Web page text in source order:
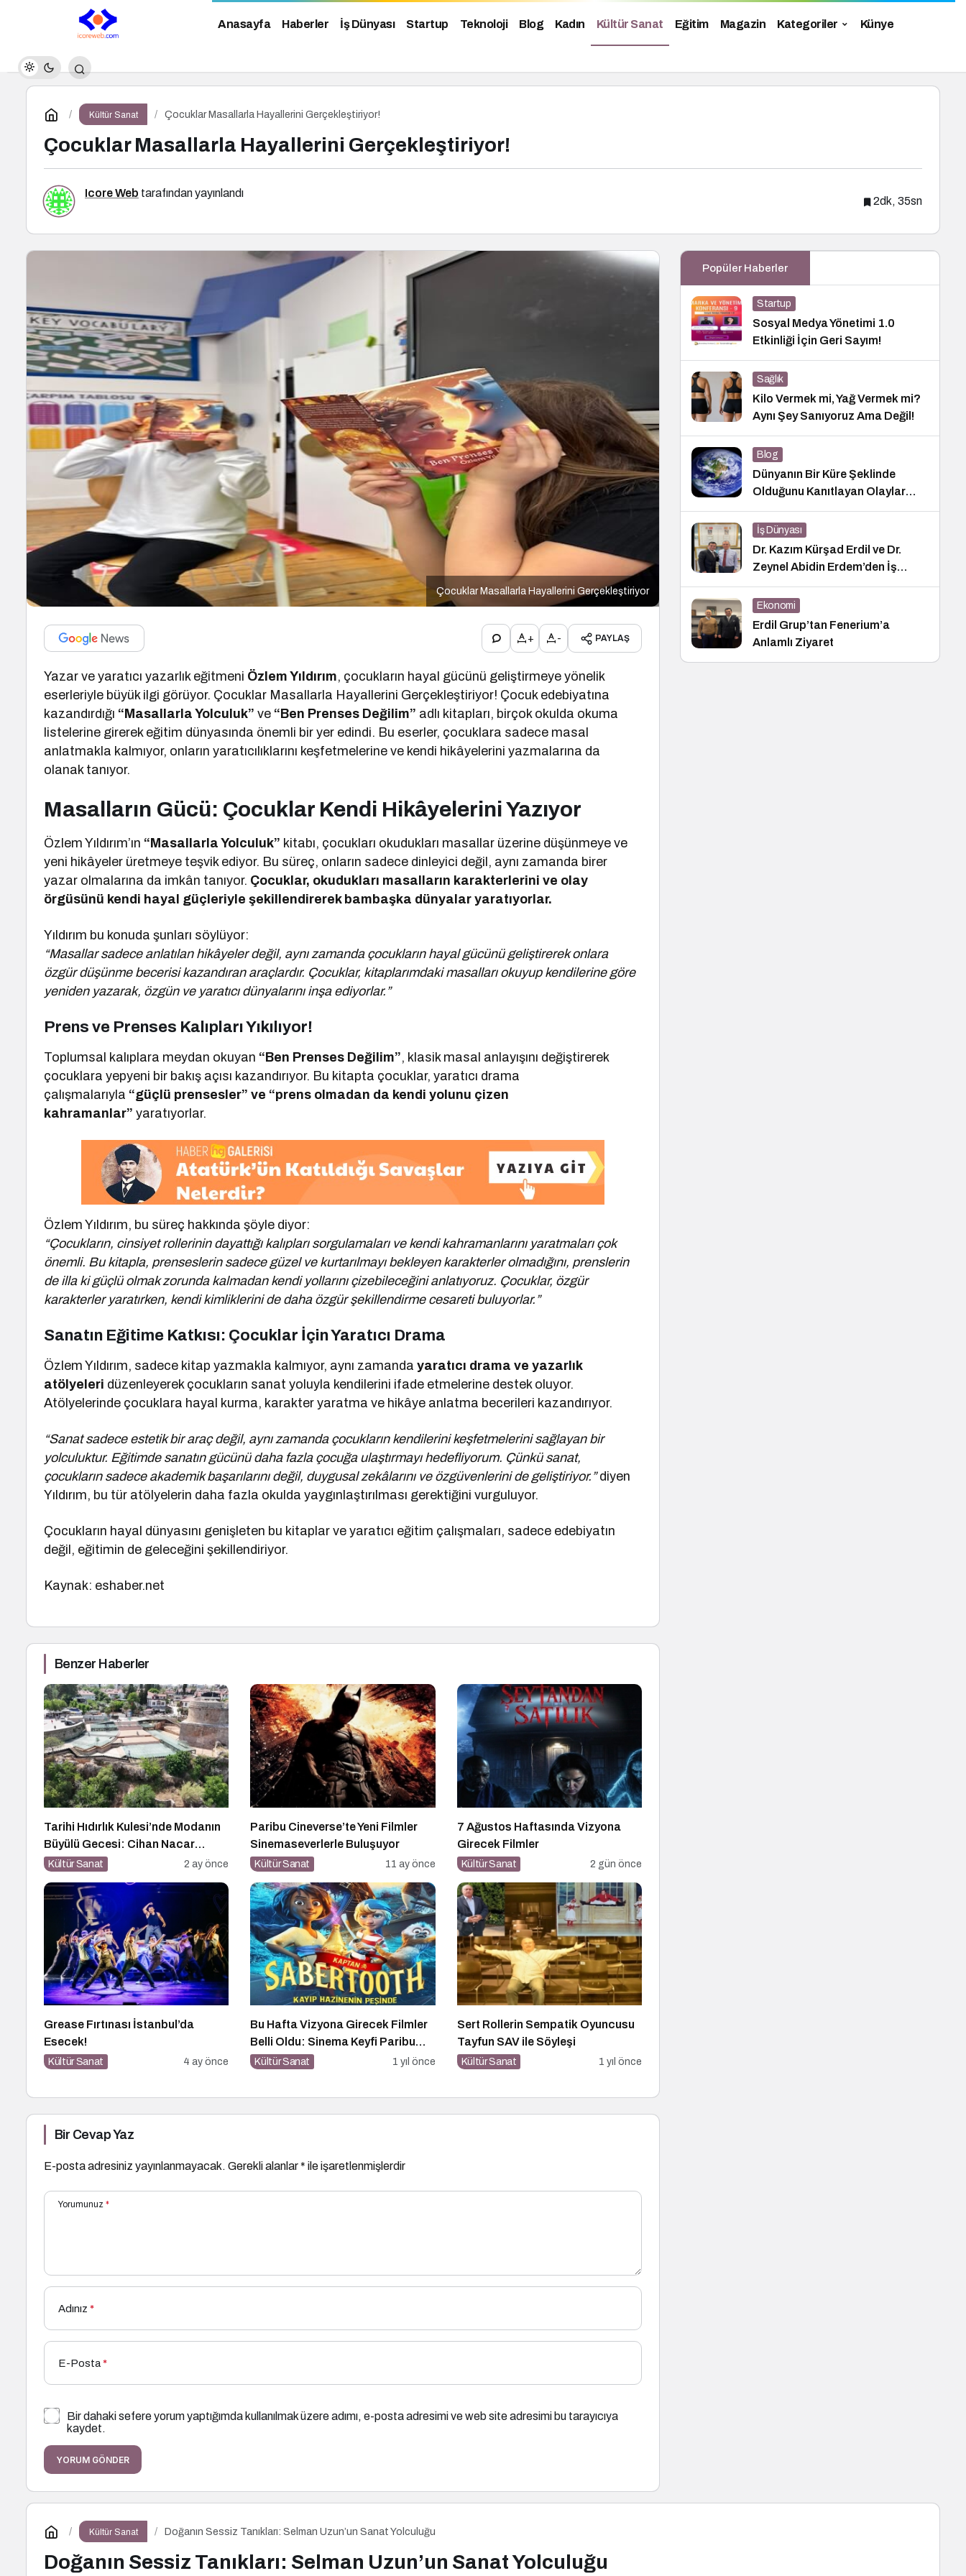
Anasayfa Haberler İş Dünyası Startup Teknoloji Blog Kadın Kültür Sanat Eğitim Magazin Kategoriler Künye
Kültür Sanat Çocuklar Masallarla Hayallerini Gerçekleştiriyor!
Çocuklar Masallarla Hayallerini Gerçekleştiriyor!
Icore Web tarafından yayınlandı
2dk, 35sn
Çocuklar Masallarla Hayallerini Gerçekleştiriyor
+ - PAYLAŞ
Yazar ve yaratıcı yazarlık eğitmeni Özlem Yıldırım, çocukların hayal gücünü geliştirmeye yönelik
eserleriyle büyük ilgi görüyor. Çocuklar Masallarla Hayallerini Gerçekleştiriyor! Çocuk edebiyatına
kazandırdığı “Masallarla Yolculuk” ve “Ben Prenses Değilim” adlı kitapları, birçok okulda okuma
listelerine girerek eğitim dünyasında önemli bir yer edindi. Bu eserler, çocuklara sadece masal
anlatmakla kalmıyor, onların yaratıcılıklarını keşfetmelerine ve kendi hikâyelerini yazmalarına da
olanak tanıyor.
Masalların Gücü: Çocuklar Kendi Hikâyelerini Yazıyor
Özlem Yıldırım’ın “Masallarla Yolculuk” kitabı, çocukları okudukları masallar üzerine düşünmeye ve
yeni hikâyeler üretmeye teşvik ediyor. Bu süreç, onların sadece dinleyici değil, aynı zamanda birer
yazar olmalarına da imkân tanıyor. Çocuklar, okudukları masalların karakterlerini ve olay
örgüsünü kendi hayal güçleriyle şekillendirerek bambaşka dünyalar yaratıyorlar.
Yıldırım bu konuda şunları söylüyor:
“Masallar sadece anlatılan hikâyeler değil, aynı zamanda çocukların hayal gücünü geliştirerek onlara
özgür düşünme becerisi kazandıran araçlardır. Çocuklar, kitaplarımdaki masalları okuyup kendilerine göre
yeniden yazarak, özgün ve yaratıcı dünyalarını inşa ediyorlar.”
Prens ve Prenses Kalıpları Yıkılıyor!
Toplumsal kalıplara meydan okuyan “Ben Prenses Değilim”, klasik masal anlayışını değiştirerek
çocuklara yepyeni bir bakış açısı kazandırıyor. Bu kitapta çocuklar, yaratıcı drama
çalışmalarıyla “güçlü prensesler” ve “prens olmadan da kendi yolunu çizen
kahramanlar” yaratıyorlar.
Özlem Yıldırım, bu süreç hakkında şöyle diyor:
“Çocukların, cinsiyet rollerinin dayattığı kalıpları sorgulamaları ve kendi kahramanlarını yaratmaları çok
önemli. Bu kitapla, prenseslerin sadece güzel ve kurtarılmayı bekleyen karakterler olmadığını, prenslerin
de illa ki güçlü olmak zorunda kalmadan kendi yollarını çizebileceğini anlatıyoruz. Çocuklar, özgür
karakterler yaratırken, kendi kimliklerini de daha özgür şekillendirme cesareti buluyorlar.”
Sanatın Eğitime Katkısı: Çocuklar İçin Yaratıcı Drama
Özlem Yıldırım, sadece kitap yazmakla kalmıyor, aynı zamandayaratıcı drama ve yazarlık
atölyeleri düzenleyerek çocukların sanat yoluyla kendilerini ifade etmelerine destek oluyor.
Atölyelerinde çocuklara hayal kurma, karakter yaratma ve hikâye anlatma becerileri kazandırıyor.
“Sanat sadece estetik bir araç değil, aynı zamanda çocukların kendilerini keşfetmelerini sağlayan bir
yolculuktur. Eğitimde sanatın gücünü daha fazla çocuğa ulaştırmayı hedefliyorum. Çünkü sanat,
çocukların sadece akademik başarılarını değil, duygusal zekâlarını ve özgüvenlerini de geliştiriyor.”diyen
Yıldırım, bu tür atölyelerin daha fazla okulda yaygınlaştırılması gerektiğini vurguluyor.
Çocukların hayal dünyasını genişleten bu kitaplar ve yaratıcı eğitim çalışmaları, sadece edebiyatın
değil, eğitimin de geleceğini şekillendiriyor.
Kaynak: eshaber.net
Benzer Haberler
Tarihi Hıdırlık Kulesi’nde Modanın
Büyülü Gecesi: Cihan Nacar
Defilesi
Kültür Sanat 2 ay önce
Paribu Cineverse’te Yeni Filmler
Sinemaseverlerle Buluşuyor
Kültür Sanat 11 ay önce
7 Ağustos Haftasında Vizyona
Girecek Filmler
Kültür Sanat 2 gün önce
Grease Fırtınası İstanbul’da
Esecek!
Kültür Sanat 4 ay önce
Bu Hafta Vizyona Girecek Filmler
Belli Oldu: Sinema Keyfi Paribu
Cineverse’te Başlıyor!
Kültür Sanat 1 yıl önce
Sert Rollerin Sempatik Oyuncusu
Tayfun SAV ile Söyleşi
Kültür Sanat 1 yıl önce
Bir Cevap Yaz
E-posta adresiniz yayınlanmayacak. Gerekli alanlar* ile işaretlenmişlerdir
Yorumunuz *
Adınız *
E-Posta*
Bir dahaki sefere yorum yaptığımda kullanılmak üzere adımı, e-posta adresimi ve web site adresimi bu tarayıcıya
kaydet.
YORUM GÖNDER
Popüler Haberler
Startup
Sosyal Medya Yönetimi 1.0
Etkinliği İçin Geri Sayım!
Sağlık
Kilo Vermek mi, Yağ Vermek mi?
Aynı Şey Sanıyoruz Ama Değil!
Blog
Dünyanın Bir Küre Şeklinde
Olduğunu Kanıtlayan Olaylar
Nedir?
İş Dünyası
Dr. Kazım Kürşad Erdil ve Dr.
Zeynel Abidin Erdem’den İş
Dünyası Buluşması
Ekonomi
Erdil Grup’tan Fenerium’a
Anlamlı Ziyaret
Kültür Sanat Doğanın Sessiz Tanıkları: Selman Uzun’un Sanat Yolculuğu
Doğanın Sessiz Tanıkları: Selman Uzun’un Sanat Yolculuğu